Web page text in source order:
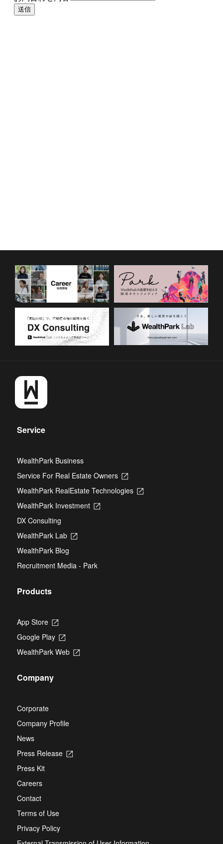
Service
WealthPark Business
Service For Real Estate Owners
Opens
a
WealthPark RealEstate Technologies
Opens
WealthPark Investment
Opens
DX Consulting
WealthPark Lab
Opens
new
tab
WealthPark Blog
Recruitment Media - Park
Products
App Store
Opens
a
new
tab
Google Play
Opens
a
WealthPark Web
Opens
Company
Corporate
Company Profile
News
Press Release
Opens
Press Kit
Careers
Contact
Terms of Use
Privacy Policy